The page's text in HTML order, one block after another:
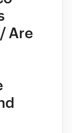
Are